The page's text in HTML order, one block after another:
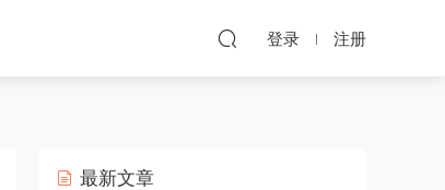
登录 注册
最新文章